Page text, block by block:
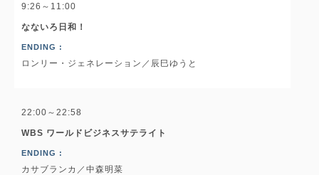
9:26～11:00
なないろ日和！
ENDING :
ロンリー・ジェネレーション／辰巳ゆうと
22:00～22:58
WBS ワールドビジネスサテライト
ENDING :
カサブランカ／中森明菜